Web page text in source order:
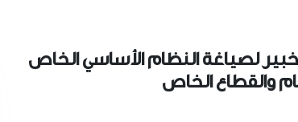
بإختيار خبير لصياغة النظام الأساسي الخاص
والقطاع الخاص